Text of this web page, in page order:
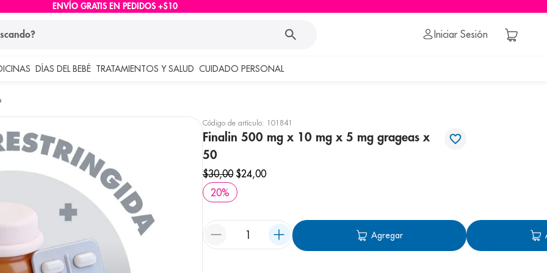
ENVÍO GRATIS EN PEDIDOS +$10
Iniciar Sesión
DÍAS DEL BEBÉ TRATAMIENTOS Y SALUD CUIDADO PERSONAL
Código de artículo: 101841
Finalin 500 mg x 10 mg x 5 mg grageas x
50
$30,00 $24,00
20%
Agregar
buscados